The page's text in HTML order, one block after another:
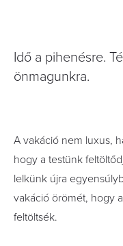
Idő a pihenésre.
önmagunkra.
A vakáció nem luxus,
hogy a testünk
lelkünk újra
vakáció örömét, hogy
feltöltsék.